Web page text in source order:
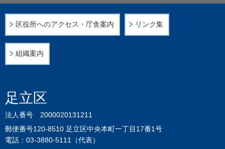
足立区
法人番号 2000020131211
郵便番号120-8510 足立区中央本町一丁目17番1号
電話：03-3880-5111（代表）
区役所へのアクセス・庁舎案内 リンク集
組織案内